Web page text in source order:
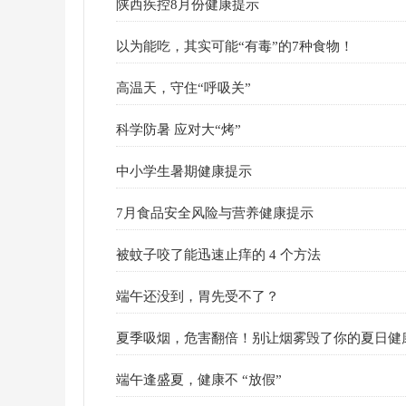
陕西疾控8月份健康提示
以为能吃，其实可能“有毒”的7种食物！
高温天，守住“呼吸关”
科学防暑 应对大“烤”
中小学生暑期健康提示
7月食品安全风险与营养健康提示
被蚊子咬了能迅速止痒的 4 个方法
端午还没到，胃先受不了？
夏季吸烟，危害翻倍！别让烟雾毁了你的夏日健
端午逢盛夏，健康不 “放假”